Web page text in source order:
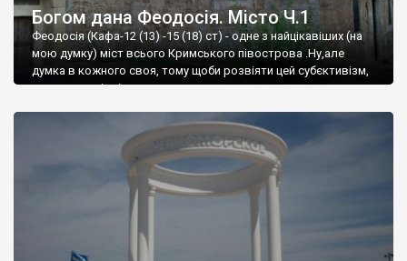
Богом дана Феодосія. Місто Ч.1
Феодосія (Кафа-12 (13) -15 (18) ст) - одне з найцікавіших (на
мою думку) міст всього Кримського півострова .Ну,але
думка в кожного своя, тому щоби розвіяти цей субєктивізм,
запрошую відвідати це